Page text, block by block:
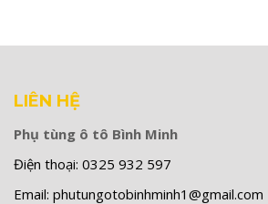
LIÊN HỆ
Phụ tùng ô tô Bình Minh
Điện thoại: 0325 932 597
Email: phutungotobinhminh1@gmail.com